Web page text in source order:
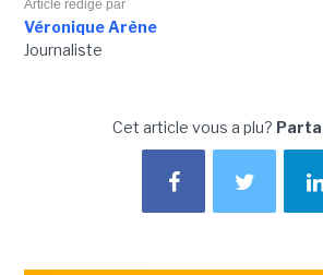
Article rédigé par
Véronique Arène
Journaliste
Cet article vous a plu?